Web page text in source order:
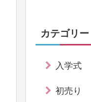
カテゴリー
入学式
初売り